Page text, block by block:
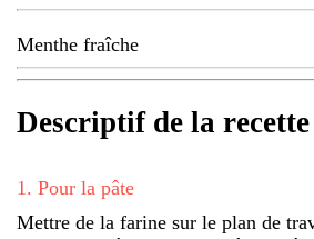
Menthe fraîche
Descriptif de la recette
1 . Pour la pâte
Mettre de la farine sur le plan de